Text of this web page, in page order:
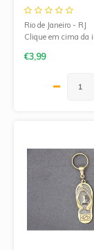
Rio de Janeiro - RJ
Clique em cima da
€3,99